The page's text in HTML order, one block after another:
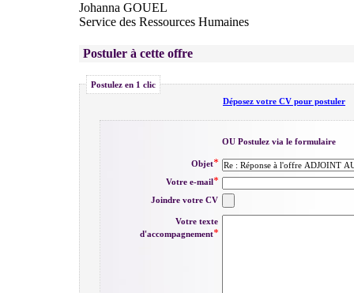
Johanna GOUEL
Service des Ressources Humaines
Postuler à cette offre
Postulez en 1 clic
Déposez votre CV pour postuler
OU Postulez via le formulaire
Objet
Votre e-mail
Joindre votre CV
Votre texte
d'accompagnement